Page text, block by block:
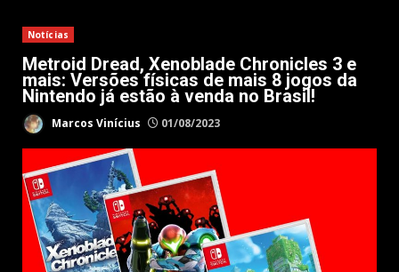
Notícias
Metroid Dread, Xenoblade Chronicles 3 e
mais: Versões físicas de mais 8 jogos da
Nintendo já estão à venda no Brasil!
Marcos Vinícius 01/08/2023